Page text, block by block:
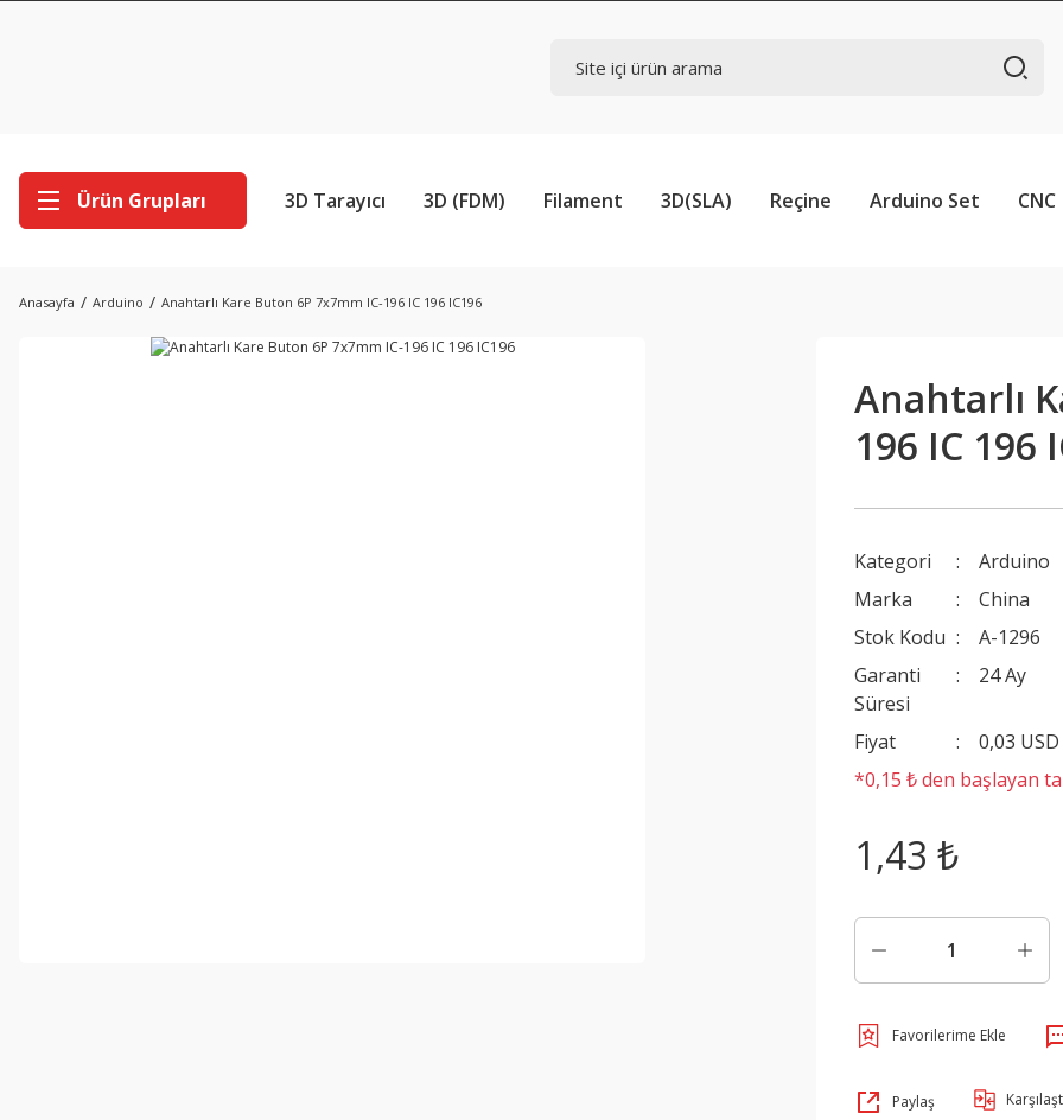
Ürün Grupları 3D Tarayıcı 3D (FDM) Filament 3D(SLA) Reçine Arduino Set CNC
Anasayfa Arduino Anahtarlı Kare Buton 6P 7x7mm IC-196 IC 196 IC196
Anahtarlı
196 IC 196
Kategori
Arduino
Marka
China
Stok Kodu
A-1296
Garanti
Süresi
24 Ay
Fiyat
0,03
*0,15 ₺ den başlayan
1,43 ₺
Paylaş